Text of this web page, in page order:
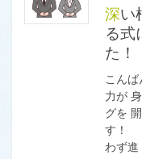
深い根っこを1個取ったら、芋づ
る式
た！
こん
力が
グを
す！ 3
わず